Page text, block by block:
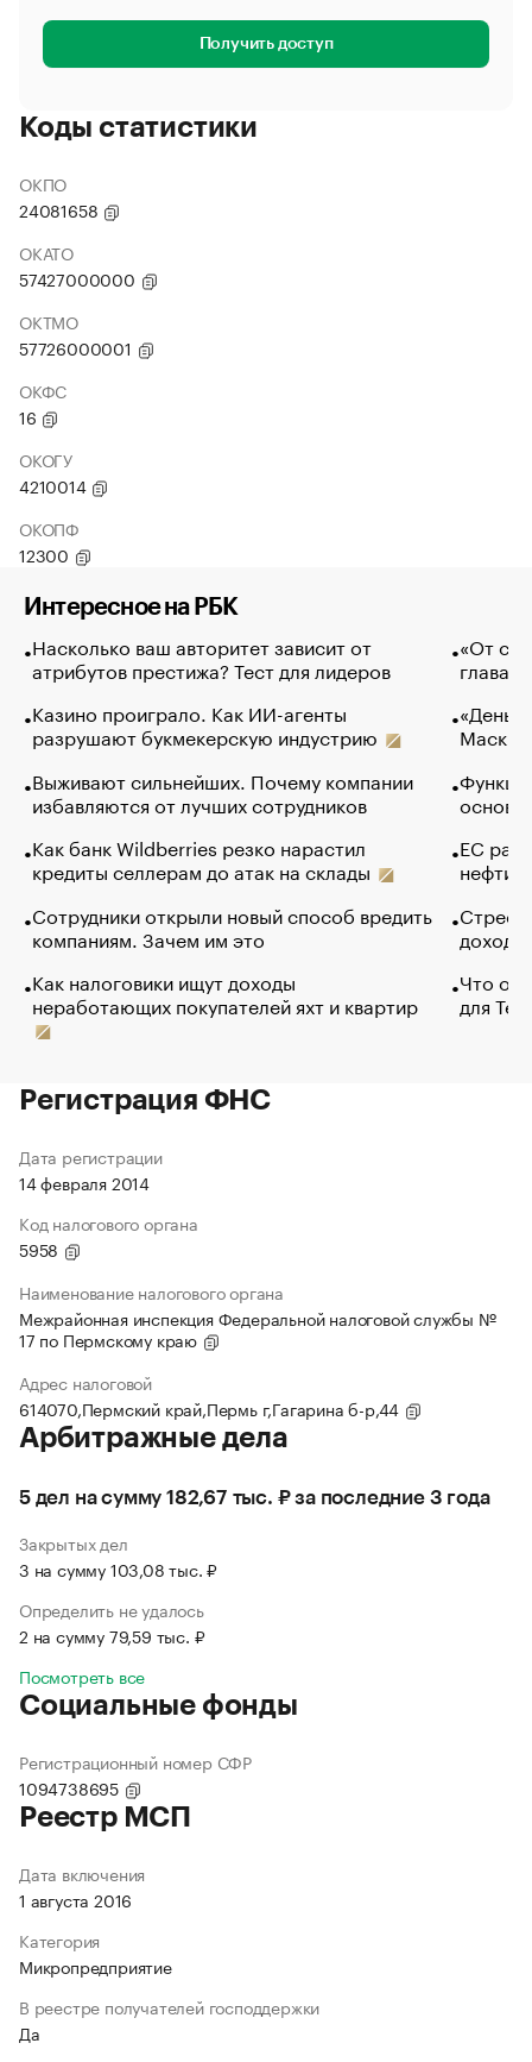
Получить доступ
Коды статистики
ОКПО
24081658
ОКАТО
57427000000
ОКТМО
57726000001
ОКФС
16
ОКОГУ
4210014
ОКОПФ
12300
Интересное на РБК
Насколько ваш авторитет зависит от
атрибутов престижа? Тест для лидеров
Казино проиграло. Как ИИ-агенты
разрушают букмекерскую индустрию
Выживают сильнейших. Почему компании
избавляются от лучших сотрудников
Как банк Wildberries резко нарастил
кредиты селлерам до атак на склады
Сотрудники открыли новый способ вредить
компаниям. Зачем им это
Как налоговики ищут доходы
неработающих покупателей яхт и квартир
«От
глава
Маск в
основ
ЕС
нефти
Что
для
Регистрация ФНС
Дата регистрации
14 февраля 2014
Код налогового органа
5958
Наименование налогового органа
Межрайонная инспекция Федеральной налоговой службы №
17 по Пермскому краю
Адрес налоговой
614070,Пермский край,Пермь г,Гагарина б-р,44
Арбитражные дела
5 дел на сумму 182,67 тыс. ₽ за последние 3 года
Закрытых дел
3 на сумму 103,08 тыс. ₽
Определить не удалось
2 на сумму 79,59 тыс. ₽
Посмотреть все
Социальные фонды
Регистрационный номер СФР
1094738695
Реестр МСП
Дата включения
1 августа 2016
Категория
Микропредприятие
В реестре получателей господдержки
Да